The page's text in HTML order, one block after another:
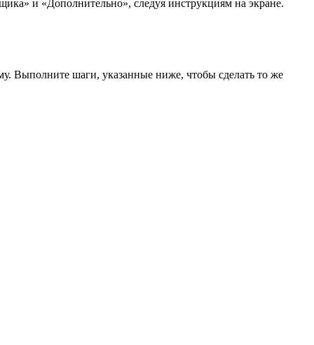
и «Дополнительно», следуя инструкциям на экране.
Выполните шаги, указанные ниже, чтобы сделать то же